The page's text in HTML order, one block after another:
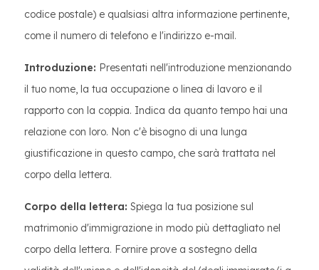
codice postale) e qualsiasi altra informazione pertinente,
come il numero di telefono e l'indirizzo e-mail.
Introduzione: Presentati nell'introduzione menzionando
il tuo nome, la tua occupazione o linea di lavoro e il
rapporto con la coppia. Indica da quanto tempo hai una
relazione con loro. Non c'è bisogno di una lunga
giustificazione in questo campo, che sarà trattata nel
corpo della lettera.
Corpo della lettera: Spiega la tua posizione sul
matrimonio d'immigrazione in modo più dettagliato nel
corpo della lettera. Fornire prove a sostegno della